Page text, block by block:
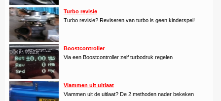
Turbo revisie
Turbo revisie? Reviseren van turbo is geen kinderspel!
Boostcontroller
Via een Boostcontroller zelf turbodruk regelen
Vlammen uit uitlaat
Vlammen uit de uitlaat? De 2 methoden nader bekeken